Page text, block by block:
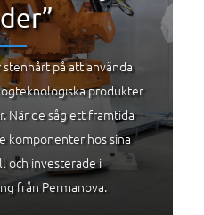
på att använda
produkter
När de såg ett framtida
komponenter hos sina
och investerade i
från Permanova.